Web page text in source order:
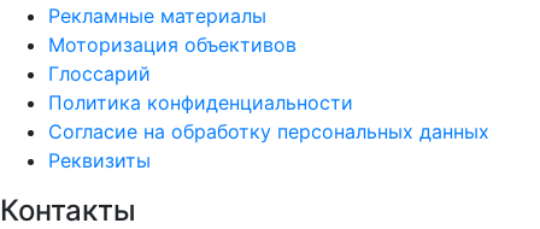
Рекламные материалы
Моторизация объективов
Глоссарий
Политика конфиденциальности
Согласие на обработку персональных данных
Реквизиты
Контакты